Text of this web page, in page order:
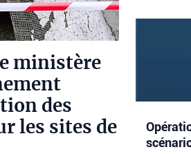
ministère
des
les sites de